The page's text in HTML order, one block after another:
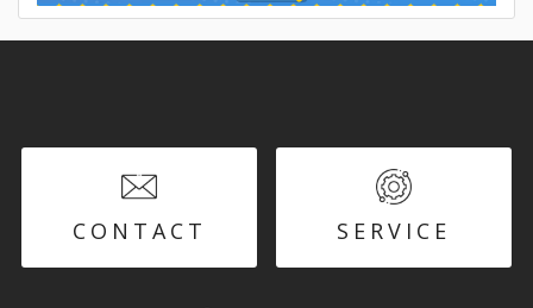
CONTACT SERVICE